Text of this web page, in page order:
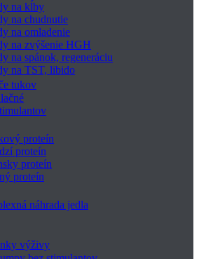
na kĺby
na chudnutie
na omladenie
na zvýšenie HGH
na spánok, regeneráciu
na TST, libido
tukov
proteín
proteín
proteín
proteín
náhrada jedla
výživy